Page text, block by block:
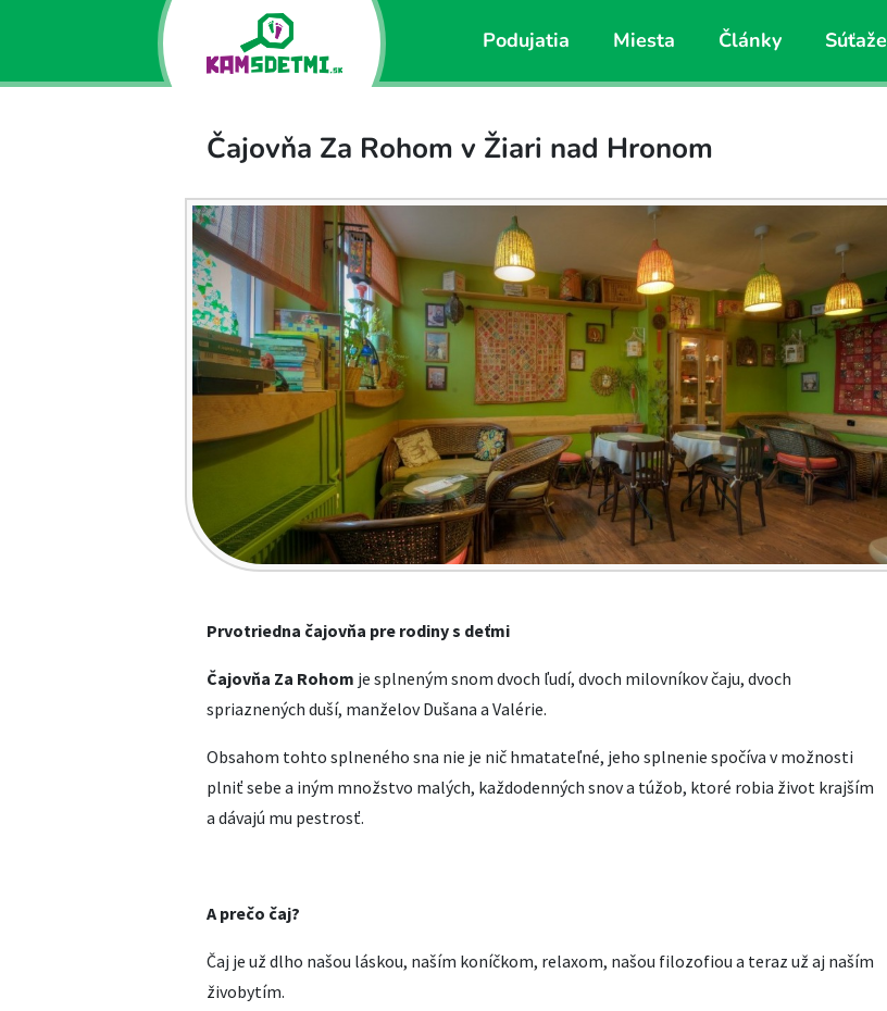
Podujatia Miesta Články Súťaže
Čajovňa Za Rohom v Žiari nad Hronom
Prvotriedna čajovňa pre rodiny s deťmi
Čajovňa Za Rohom je splneným snom dvoch ľudí, dvoch milovníkov čaju, dvoch
spriaznených duší, manželov Dušana a Valérie.
Obsahom tohto splneného sna nie je nič hmatateľné, jeho splnenie spočíva v možnosti
plniť sebe a iným množstvo malých, každodenných snov a túžob, ktoré robia život krajším
a dávajú mu pestrosť.
A prečo čaj?
Čaj je už dlho našou láskou, naším koníčkom, relaxom, našou filozofiou a teraz už aj naším
živobytím.